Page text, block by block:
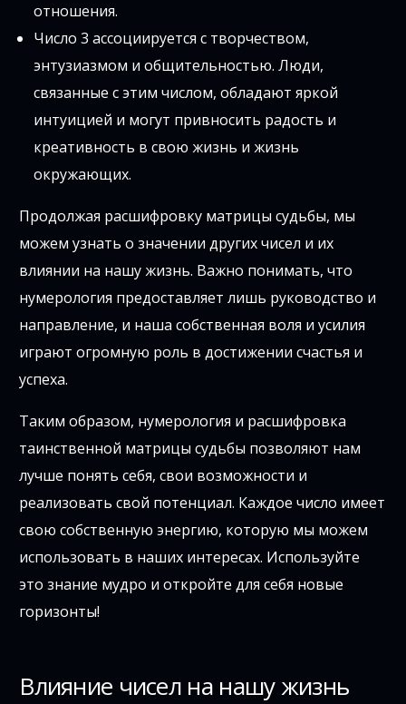
отношения.
Число 3 ассоциируется с творчеством,
энтузиазмом и общительностью. Люди,
связанные с этим числом, обладают яркой
интуицией и могут привносить радость и
креативность в свою жизнь и жизнь
окружающих.
Продолжая расшифровку матрицы судьбы, мы
можем узнать о значении других чисел и их
влиянии на нашу жизнь. Важно понимать, что
нумерология предоставляет лишь руководство и
направление, и наша собственная воля и усилия
играют огромную роль в достижении счастья и
успеха.
Таким образом, нумерология и расшифровка
таинственной матрицы судьбы позволяют нам
лучше понять себя, свои возможности и
реализовать свой потенциал. Каждое число имеет
свою собственную энергию, которую мы можем
использовать в наших интересах. Используйте
это знание мудро и откройте для себя новые
горизонты!
Влияние чисел на нашу жизнь